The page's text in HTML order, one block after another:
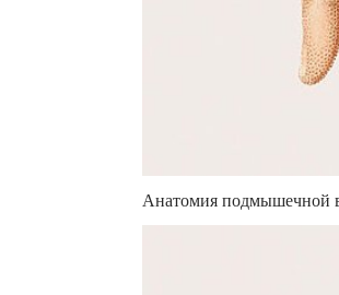
Анатомия подмышечной